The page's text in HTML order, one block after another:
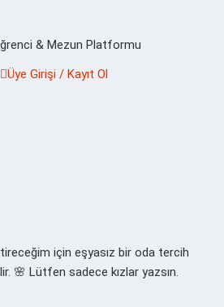
& Mezun Platformu
Üye Girişi / Kayıt Ol
için eşyasız bir oda tercih
🌸 Lütfen sadece kızlar yazsın.